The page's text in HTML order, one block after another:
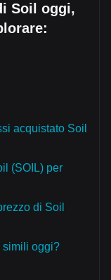
Soil oggi,
acquistato Soil
(SOIL) per
di Soil
simili oggi?